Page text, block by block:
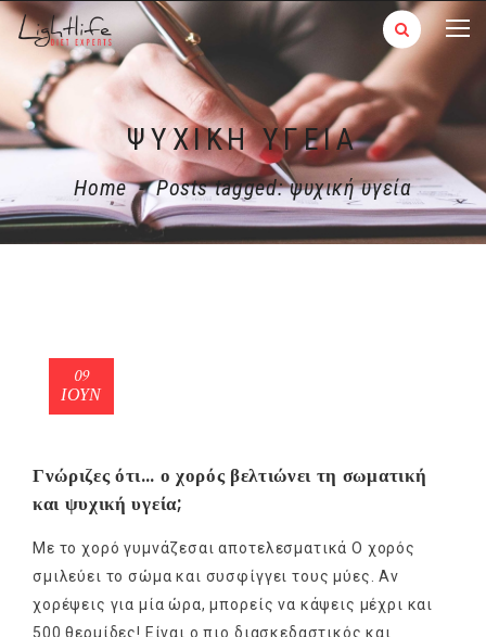
ΨΥΧΙΚΉ ΥΓΕΊΑ
Home - Posts tagged: ψυχική υγεία
09
ΙΟΎΝ
Γνώριζες ότι… ο χορός βελτιώνει τη σωματική
και ψυχική υγεία;
Με το χορό γυμνάζεσαι αποτελεσματικά Ο χορός
σμιλεύει το σώμα και συσφίγγει τους μύες. Αν
χορέψεις για μία ώρα, μπορείς να κάψεις μέχρι και
500 θερμίδες! Είναι ο πιο διασκεδαστικός και